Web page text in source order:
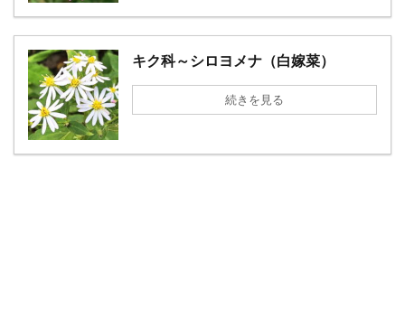
キク科～シロヨメナ（白嫁菜）
続きを見る